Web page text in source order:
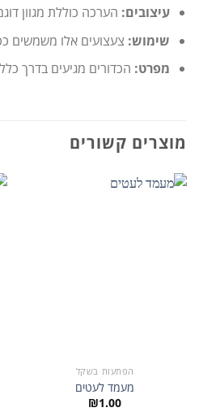
עיצובים: הערכה כוללת מגוון
שימוש: צעצועים אלו משמשים
מפרט: הכדורים מגיעים בדרך כלל
מוצרים קשורים
הפתעות בשקל
מעמד לעטים
₪1.00